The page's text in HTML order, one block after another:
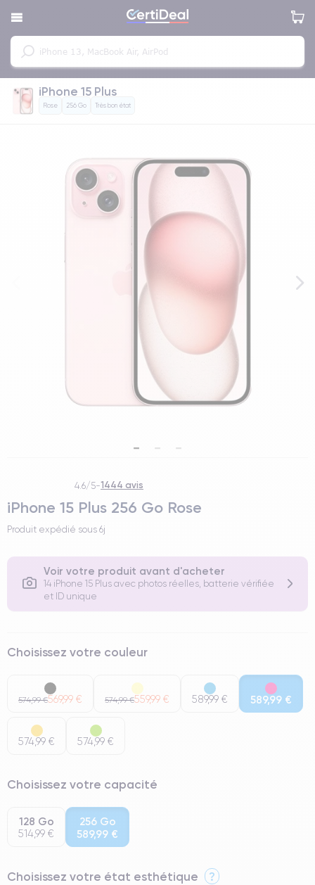
iPhone 15 Plus
Rose 256 Go Très bon état
4.6/5-1444 avis
iPhone 15 Plus 256 Go Rose
Produit expédié sous 6j
Voir votre produit avant d'acheter
14 iPhone 15 Plus avec photos réelles, batterie vérifiée
et ID unique
Choisissez votre couleur
574,99 €569,99 € 574,99 €559,99 € 589,99 € 589,99 €
574,99 € 574,99 €
Choisissez votre capacité
128 Go
514,99 €
256 Go
589,99 €
Choisissez votre état esthétique ?